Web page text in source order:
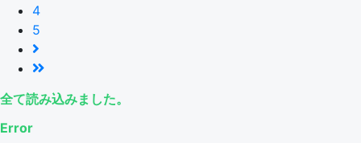
4
5
全て読み込みました。
Error